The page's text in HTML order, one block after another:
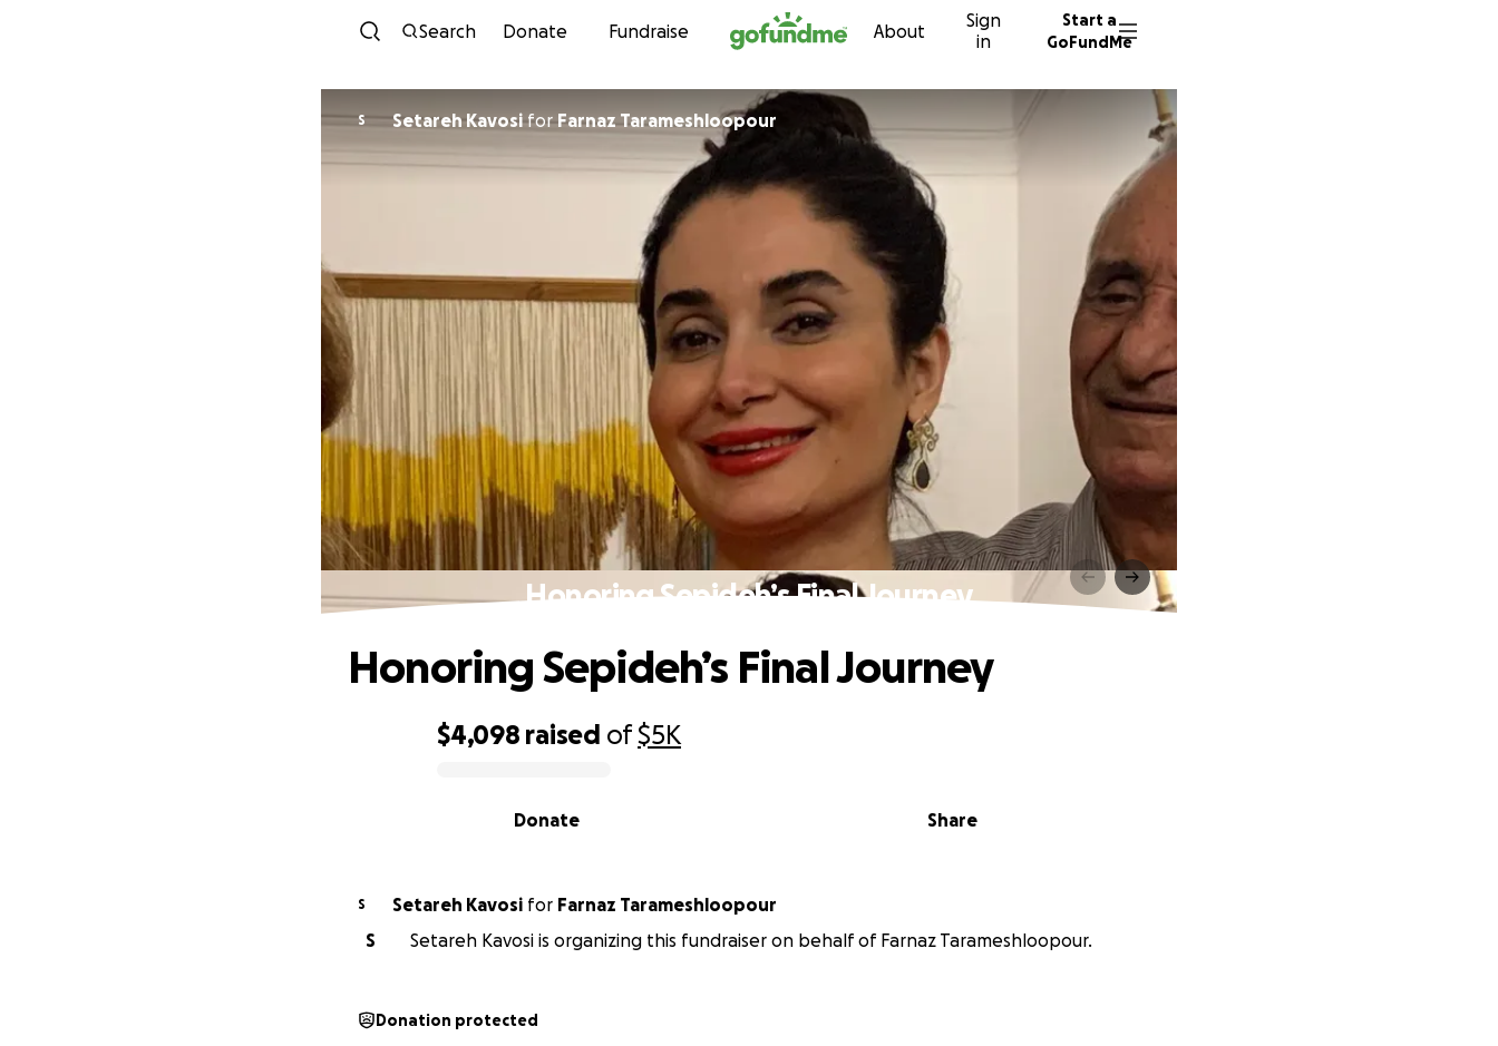
Skip to content
Search Donate Fundraise About
Sign
in
Start a
GoFundMe
S Setareh Kavosifor Farnaz Tarameshloopour
Honoring Sepideh’s Final Journey
$4,098 raised of$5K
Share
Donate
Honoring Sepideh’s Final Journey
S Setareh Kavosi for
Farnaz Tarameshloopour
S
Setareh Kavosi is organizing this fundraiser on behalf of Farnaz Tarameshloopour.
Donation protected